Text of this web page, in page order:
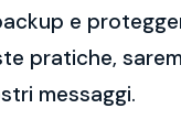
e
pratiche,
messaggi.